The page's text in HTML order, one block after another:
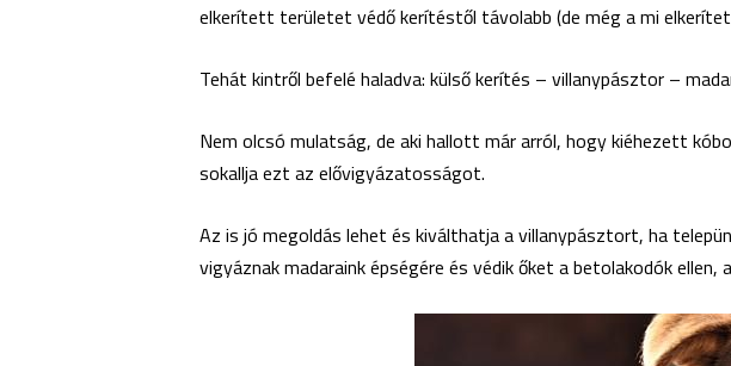
elkerített területet védő kerítéstől távolabb (de még a mi
Tehát kintről befelé haladva: külső kerítés – villanypásztor –
Nem olcsó mulatság, de aki hallott már arról, hogy kiéhezett
sokallja ezt az elővigyázatosságot.
Az is jó megoldás lehet és kiválthatja a villanypásztort, ha
vigyáznak madaraink épségére és védik őket a betolakodók